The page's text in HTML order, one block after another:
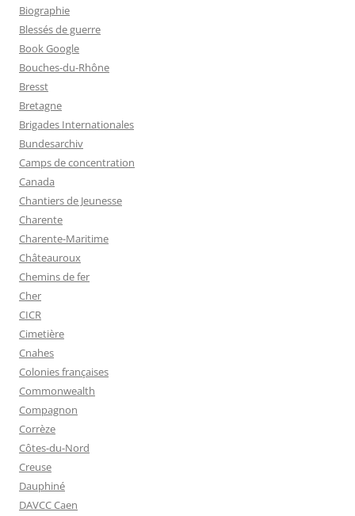
Biographie
Blessés de guerre
Book Google
Bouches-du-Rhône
Bresst
Bretagne
Brigades Internationales
Bundesarchiv
Camps de concentration
Canada
Chantiers de Jeunesse
Charente
Charente-Maritime
Châteauroux
Chemins de fer
Cher
CICR
Cimetière
Cnahes
Colonies françaises
Commonwealth
Compagnon
Corrèze
Côtes-du-Nord
Creuse
Dauphiné
DAVCC Caen